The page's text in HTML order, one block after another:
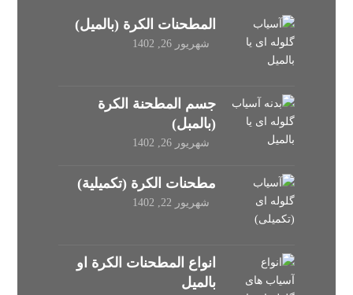
المطحنات الكرة (بالميل)
شهریور 26, 1402
جسم المطحنة الكرة
(بالمبل)
شهریور 26, 1402
مطحنات الكرة (تكميلية)
شهریور 22, 1402
انواع المطحنات الکرة او
بالميل